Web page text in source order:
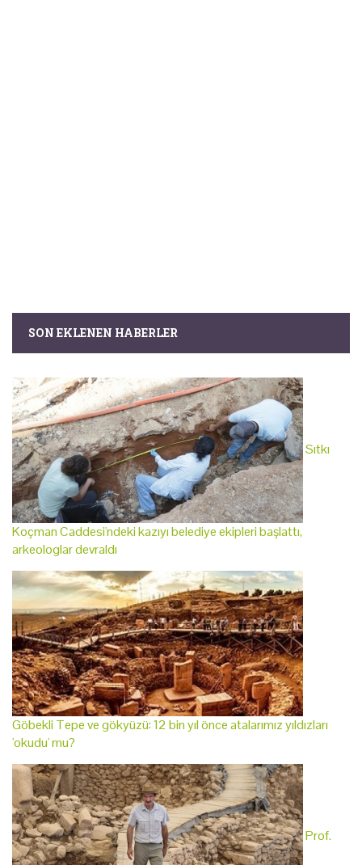
SON EKLENEN HABERLER
Sıtkı
Koçman Caddesi'ndeki kazıyı belediye ekipleri başlattı,
arkeologlar devraldı
Göbekli Tepe ve gökyüzü: 12 bin yıl önce atalarımız yıldızları
'okudu' mu?
Prof.